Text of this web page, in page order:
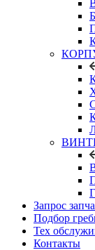
Запрос
Подбор
Тех
Контакты